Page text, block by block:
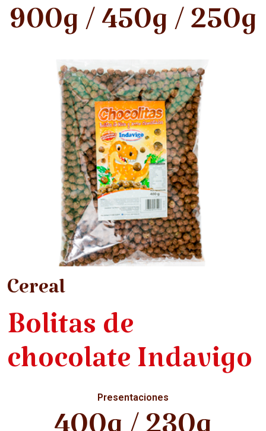
900g / 450g / 250g
Cereal
Bolitas de
chocolate Indavigo
Presentaciones